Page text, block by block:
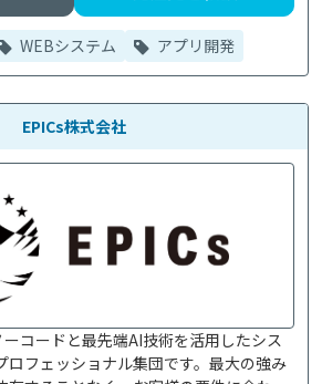
WEBシステム アプリ開発
EPICs株式会社
コードと最先端AI技術を活用したシス
ロフェッショナル集団です。最大の強み